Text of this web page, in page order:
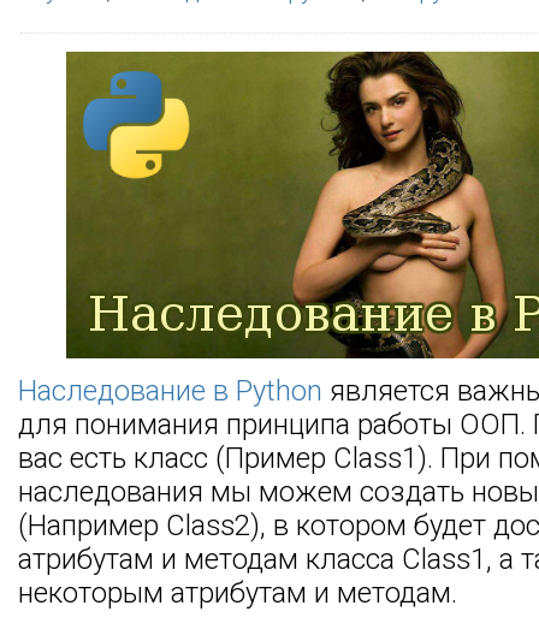
Наследование в Python является
для понимания принципа работы
вас есть класс (Пример Class1). При
наследования мы можем создать
(Например Class2), в котором будет
атрибутам и методам класса Class1, а
некоторым атрибутам и методам.